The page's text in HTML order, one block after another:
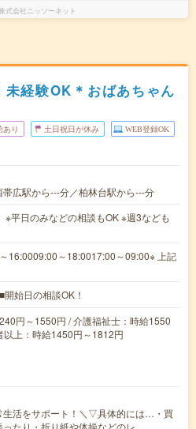
式会社ニッソーネット
経験OK＊おばあちゃん
あり 土日祝日が休み WEB登録OK
広駅から---分／柏林台駅から---分
※平日のみなどの相談もOK ※週3なども
16:0009:00～18:0017:00～09:00※ 上記
始日の相談OK！
円～1550円 / 介護福祉士：時給1550
以上：時給1450円～1812円
生活をサポート！＼▽具体的には…・買
ったり・折り紙や体操などのレ…